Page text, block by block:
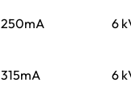
250mA 6
315mA 6